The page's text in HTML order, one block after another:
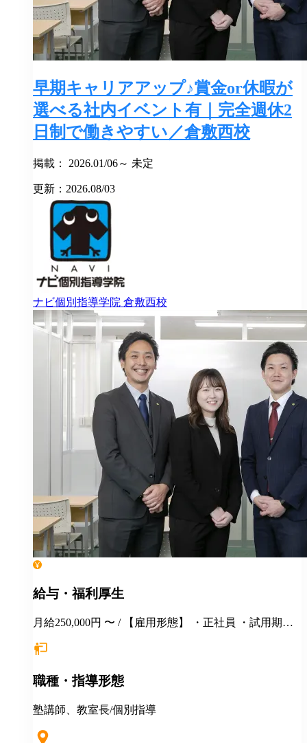
早期キャリアアップ♪賞金or休暇が
選べる社内イベント有｜完全週休2
日制で働きやすい／倉敷西校
掲載： 2026.01/06～ 未定
更新：2026.08/03
ナビ個別指導学院 倉敷西校
給与・福利厚生
月給250,000円 〜 / 【雇用形態】 ・正社員 ・試用期間6
経験・年齢等を考慮し、決定いたします。面接時にぜ
400万円（賞与、各種手当込み） ※上記は固定残業代
は、給与規定に基づき計算。 ※固定残業代は残業がな
室長の給与平均：月給33.1万円（2025年実績） ◆賞与
職種・指導形態
塾講師、教室長/個別指導